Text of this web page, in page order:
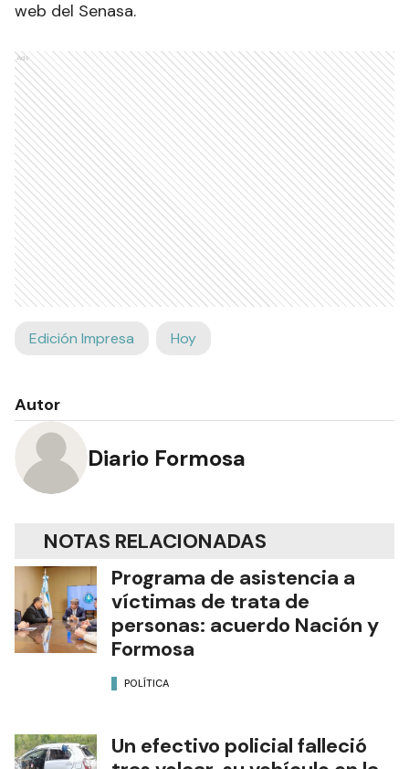
web del Senasa.
Ads
Edición Impresa Hoy
Autor
Diario Formosa
NOTAS RELACIONADAS
Programa de asistencia a
víctimas de trata de
personas: acuerdo Nación y
Formosa
POLÍTICA
Un efectivo policial falleció